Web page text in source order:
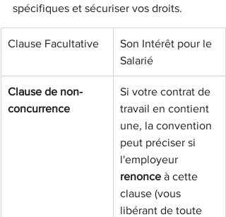
spécifiques et sécuriser vos droits.
Clause Facultative
Son Intérêt pour le
Salarié
Clause de non-
concurrence
Si votre contrat de
travail en contient
une, la convention
peut préciser si
l'employeur
renonce à cette
clause (vous
libérant de toute